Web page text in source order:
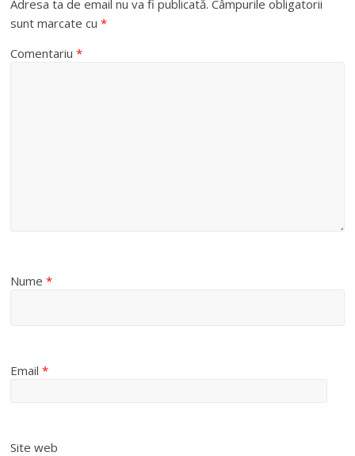
Adresa ta de email nu va fi publicată. Câmpurile obligatorii
sunt marcate cu*
Comentariu*
Nume*
Email*
Site web